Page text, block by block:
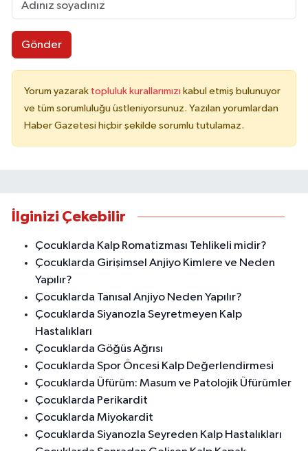
Gönder
Yorum yazarak topluluk kurallarımızı kabul etmiş bulunuyor
ve tüm sorumluluğu üstleniyorsunuz. Yazılan yorumlardan
Haber Gazetesi hiçbir şekilde sorumlu tutulamaz.
İlginizi Çekebilir
Çocuklarda Kalp Romatizması Tehlikeli midir?
Çocuklarda Girişimsel Anjiyo Kimlere ve Neden
Yapılır?
Çocuklarda Tanısal Anjiyo Neden Yapılır?
Çocuklarda Siyanozla Seyretmeyen Kalp
Hastalıkları
Çocuklarda Göğüs Ağrısı
Çocuklarda Spor Öncesi Kalp Değerlendirmesi
Çocuklarda Üfürüm: Masum ve Patolojik Üfürümler
Çocuklarda Perikardit
Çocuklarda Miyokardit
Çocuklarda Siyanozla Seyreden Kalp Hastalıkları